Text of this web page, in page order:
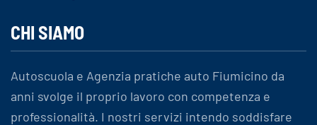
CHI SIAMO
Autoscuola e Agenzia pratiche auto Fiumicino da
anni svolge il proprio lavoro con competenza e
professionalità. I nostri servizi intendo soddisfare